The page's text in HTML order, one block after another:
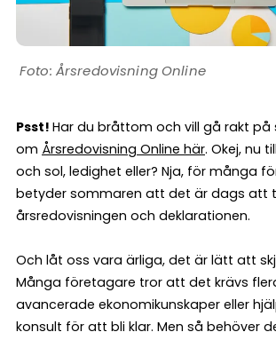
Årsredovisning Online
Psst! Har du bråttom och vill gå rakt på
om Årsredovisning Online här. Okej, nu
och sol, ledighet eller? Nja, för många
betyder sommaren att det är dags att
årsredovisningen och deklarationen.
Och låt oss vara ärliga, det är lätt att
Många företagare tror att det krävs
avancerade ekonomikunskaper eller
konsult för att bli klar. Men så behöver